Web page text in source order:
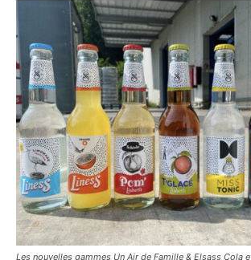
Les nouvelles gammes Un Air de Famille & Elsass Cola